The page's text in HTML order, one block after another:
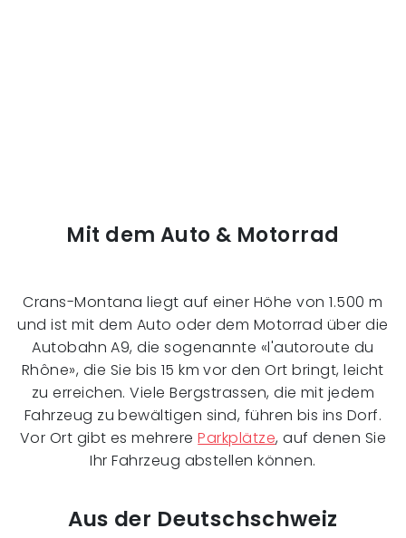
Mit dem Auto & Motorrad
Crans-Montana liegt auf einer Höhe von 1.500 m
und ist mit dem Auto oder dem Motorrad über die
Autobahn A9, die sogenannte «l'autoroute du
Rhône», die Sie bis 15 km vor den Ort bringt, leicht
zu erreichen. Viele Bergstrassen, die mit jedem
Fahrzeug zu bewältigen sind, führen bis ins Dorf.
Vor Ort gibt es mehrereParkplätze, auf denen Sie
Ihr Fahrzeug abstellen können.
Aus der Deutschschweiz